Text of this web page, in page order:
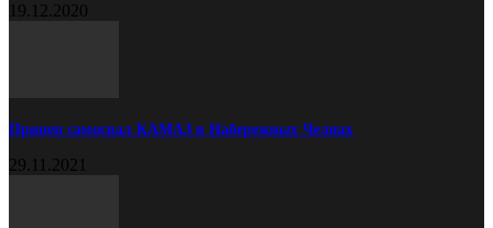
19.12.2020
Прицеп самосвал КАМАЗ в Набережных Челнах
29.11.2021